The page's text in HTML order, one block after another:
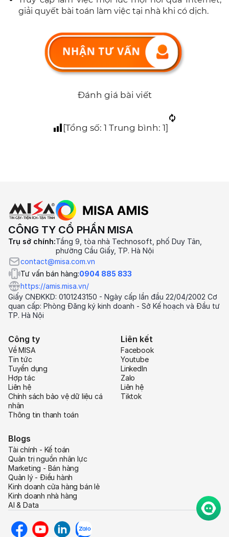
giải quyết bài toán làm việc tại nhà khi có dịch.
Đánh giá bài viết
[Tổng số: 1 Trung bình: 1]
CÔNG TY CỔ PHẦN MISA
Trụ sở chính:Tầng 9, tòa nhà Technosoft, phố Duy Tân,
phường Cầu Giấy, TP. Hà Nội
contact@misa.com.vn
Tư vấn bán hàng:0904 885 833
https://amis.misa.vn/
Giấy CNĐKKD: 0101243150 - Ngày cấp lần đầu 22/04/2002 Cơ
quan cấp: Phòng Đăng ký kinh doanh - Sở Kế hoạch và Đầu tư
TP. Hà Nội
Công ty
Về MISA
Tin tức
Tuyển dụng
Hợp tác
Liên hệ
Chính sách bảo vệ dữ liệu cá
nhân
Thông tin thanh toán
Liên kết
Facebook
Youtube
LinkedIn
Zalo
Liên hệ
Tiktok
Blogs
Tài chính - Kế toán
Quản trị nguồn nhân lực
Marketing - Bán hàng
Quản lý - Điều hành
Kinh doanh cửa hàng bán lẻ
Kinh doanh nhà hàng
AI & Data